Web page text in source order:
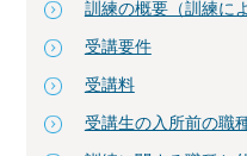
訓練の概要（訓練に
受講要件
受講料
受講生の入所前の職